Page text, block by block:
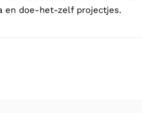
en doe-het-zelf projectjes.